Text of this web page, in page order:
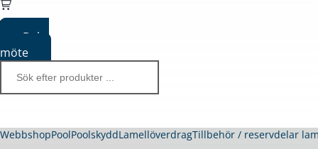
Boka
möte
WebbshopPoolPoolskyddLamellöverdragTillbehör / reservdelar